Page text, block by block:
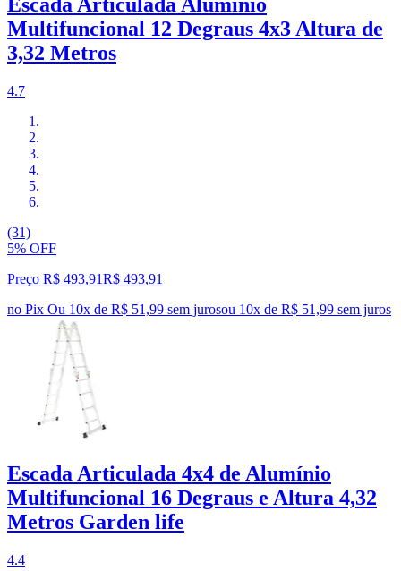
Multifuncional 12 Degraus 4x3 Altura de
3,32 Metros
4.7
(31)
5% OFF
Preço R$ 493,91R$ 493,91
no Pix Ou 10x de R$ 51,99 sem jurosou 10x de R$ 51,99 sem juros
Escada Articulada 4x4 de Alumínio
Multifuncional 16 Degraus e Altura 4,32
Metros Garden life
4.4